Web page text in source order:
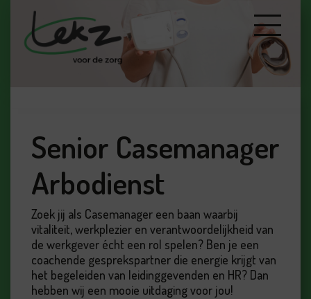
Senior Casemanager
Arbodienst
Zoek jij als Casemanager een baan waarbij
vitaliteit, werkplezier en verantwoordelijkheid van
de werkgever écht een rol spelen? Ben je een
coachende gesprekspartner die energie krijgt van
het begeleiden van leidinggevenden en HR? Dan
hebben wij een mooie uitdaging voor jou!